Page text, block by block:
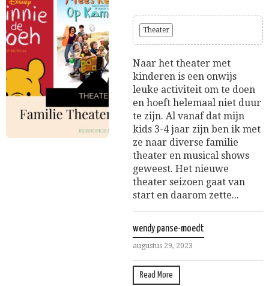
Theater
Naar het theater met
kinderen is een onwijs
leuke activiteit om te doen
en hoeft helemaal niet duur
te zijn. Al vanaf dat mijn
kids 3-4 jaar zijn ben ik met
ze naar diverse familie
theater en musical shows
geweest. Het nieuwe
theater seizoen gaat van
start en daarom zette...
wendy panse-moedt
augustus 29, 2023
Read More